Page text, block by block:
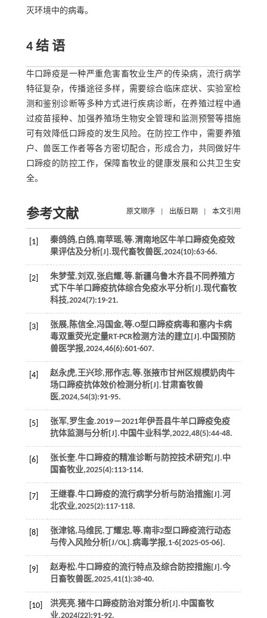
灭环境中的病毒。
4 结 语
牛口蹄疫是一种严重危害畜牧业生产的传染病，流行病学
特征复杂，传播途径多样，需要综合临床症状、实验室检
测和鉴别诊断等多种方式进行疾病诊断，在养殖过程中通
过疫苗接种、加强养殖场生物安全管理和监测预警等措施
可有效降低口蹄疫的发生风险。在防控工作中，需要养殖
户、兽医工作者等各方密切配合，形成合力，共同做好牛
口蹄疫的防控工作，保障畜牧业的健康发展和公共卫生安
全。
参考文献 原文顺序 出版日期 本文引用
[1] 秦鸽鸽,白鸽,南苹瑶,等.渭南地区牛羊口蹄疫免疫效
果评估及分析[J].现代畜牧兽医,2024(10):63-66.
[2] 朱梦莹,刘双,张启耀,等.新疆乌鲁木齐县不同养殖方
式下牛羊口蹄疫抗体综合免疫水平分析[J].现代畜牧
科技,2024(7):19-21.
[3] 张展,陈信全,冯国金,等.O型口蹄疫病毒和塞内卡病
毒双重荧光定量RT-PCR检测方法的建立[J].中国预防
兽医学报,2024,46(6):601-607.
[4] 赵永虎,王兴珍,邢作志,等.张掖市甘州区规模奶肉牛
场口蹄疫抗体效价检测分析[J].甘肃畜牧兽
医,2024,54(3):91-95.
[5]
张军,罗生金.2019－2021年伊吾县牛羊口蹄疫免疫
抗体监测与分析[J].中国牛业科学,2022,48(5):44-48.
[6] 张长奎.牛口蹄疫的精准诊断与防控技术研究[J].中
国畜牧业,2025(4):113-114.
[7] 王继春.牛口蹄疫的流行病学分析与防治措施[J].河
北农业,2025(2):117-118.
[8] 张津铭,马维民,丁耀忠,等.南非2型口蹄疫流行动态
与传入风险分析[J/OL].病毒学报,1-6[2025-05-06].
[9] 赵寿松.牛口蹄疫的流行特点及综合防控措施[J].今
日畜牧兽医,2025,41(1):38-40.
[10] 洪亮亮.猪牛口蹄疫防治对策分析[J].中国畜牧
业,2024(22):91-92.